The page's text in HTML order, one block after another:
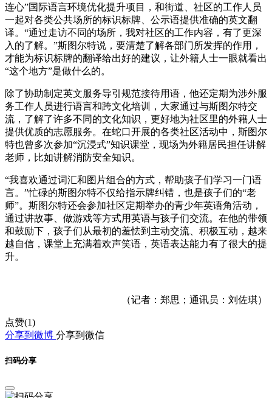
连心”国际语言环境优化提升项目，和街道、社区的工作人员
一起对各类公共场所的标识标牌、公示语提供准确的英文翻
译。“通过走访不同的场所，我对社区的工作内容，有了更深
入的了解。”斯图尔特说，要清楚了解各部门所发挥的作用，
才能为标识标牌的翻译给出好的建议，让外籍人士一眼就看出
“这个地方”是做什么的。
除了协助制定英文服务导引规范接待用语，他还定期为涉外服
务工作人员进行语言和跨文化培训，大家通过与斯图尔特交
流，了解了许多不同的文化知识，更好地为社区里的外籍人士
提供优质的志愿服务。在蛇口开展的各类社区活动中，斯图尔
特也曾多次参加“沉浸式”知识课堂，现场为外籍居民担任讲解
老师，比如讲解消防安全知识。
“我喜欢通过词汇和图片组合的方式，帮助孩子们学习一门语
言。”忙碌的斯图尔特不仅给指示牌纠错，也是孩子们的“老
师”。斯图尔特还会参加社区定期举办的青少年英语角活动，
通过讲故事、做游戏等方式用英语与孩子们交流。在他的带领
和鼓励下，孩子们从最初的羞怯到主动交流、积极互动，越来
越自信，课堂上充满着欢声笑语，英语表达能力有了很大的提
升。
（记者：郑思；通讯员：刘佐琪）
点赞(1)
分享到微博 分享到微信
扫码分享